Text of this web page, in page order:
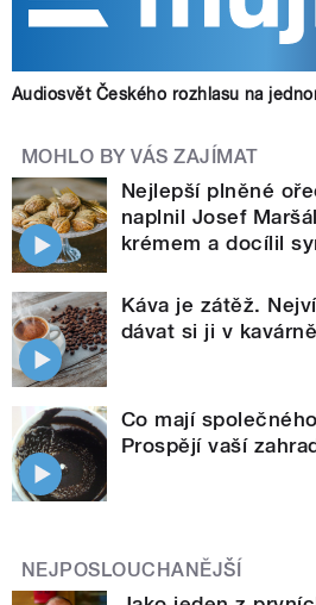
Audiosvět Českého rozhlasu na
MOHLO BY VÁS ZAJÍMAT
Nejlepší plněné
naplnil Josef
krémem a docílil
Káva je zátěž.
dávat si ji v
Co mají
Prospějí vaší
NEJPOSLOUCHANĚJŠÍ